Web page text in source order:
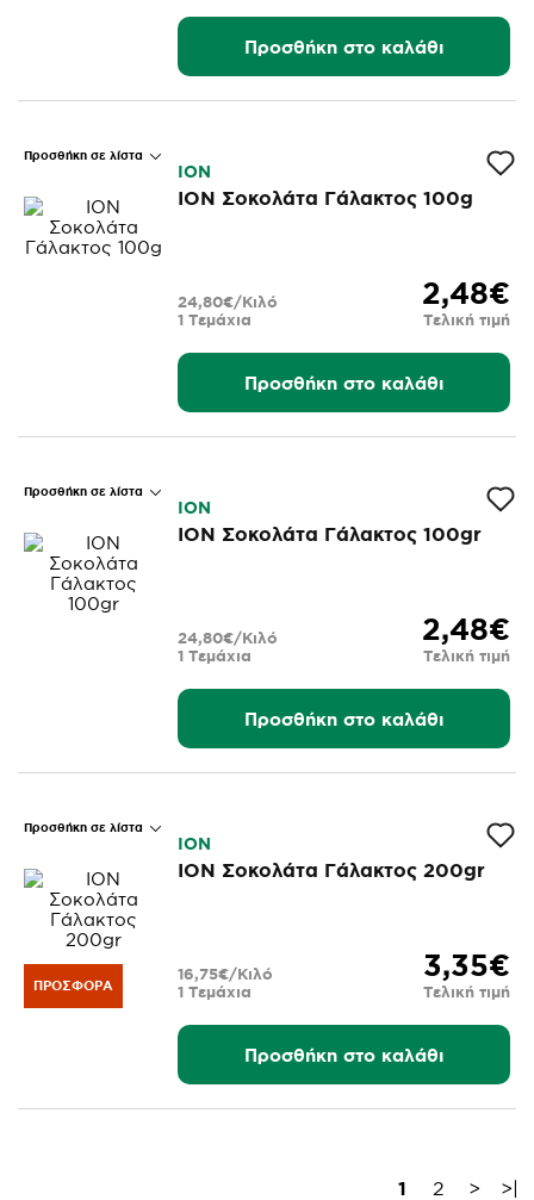
Προσθήκη στο καλάθι
Προσθήκη σε λίστα
ΙΟΝ
ΙΟΝ Σοκολάτα Γάλακτος 100g
2,48€
Τελική τιμή
1 Τεμάχια
24,80€/Κιλό
Προσθήκη στο καλάθι
Προσθήκη σε λίστα
ΙΟΝ
ΙΟΝ Σοκολάτα Γάλακτος 100gr
2,48€
Τελική τιμή
1 Τεμάχια
24,80€/Κιλό
Προσθήκη στο καλάθι
Προσθήκη σε λίστα
ΠΡΟΣΦΟΡΆ
ΙΟΝ
ΙΟΝ Σοκολάτα Γάλακτος 200gr
3,35€
Τελική τιμή
1 Τεμάχια
16,75€/Κιλό
Προσθήκη στο καλάθι
1 2 > >|